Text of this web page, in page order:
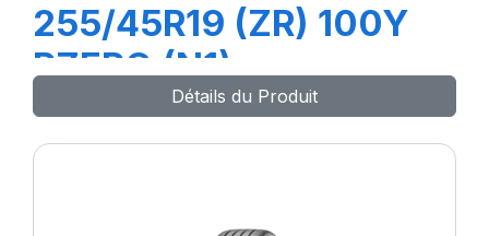
255/45R19 (ZR) 100Y
PZERO (N1)
Détails du Produit